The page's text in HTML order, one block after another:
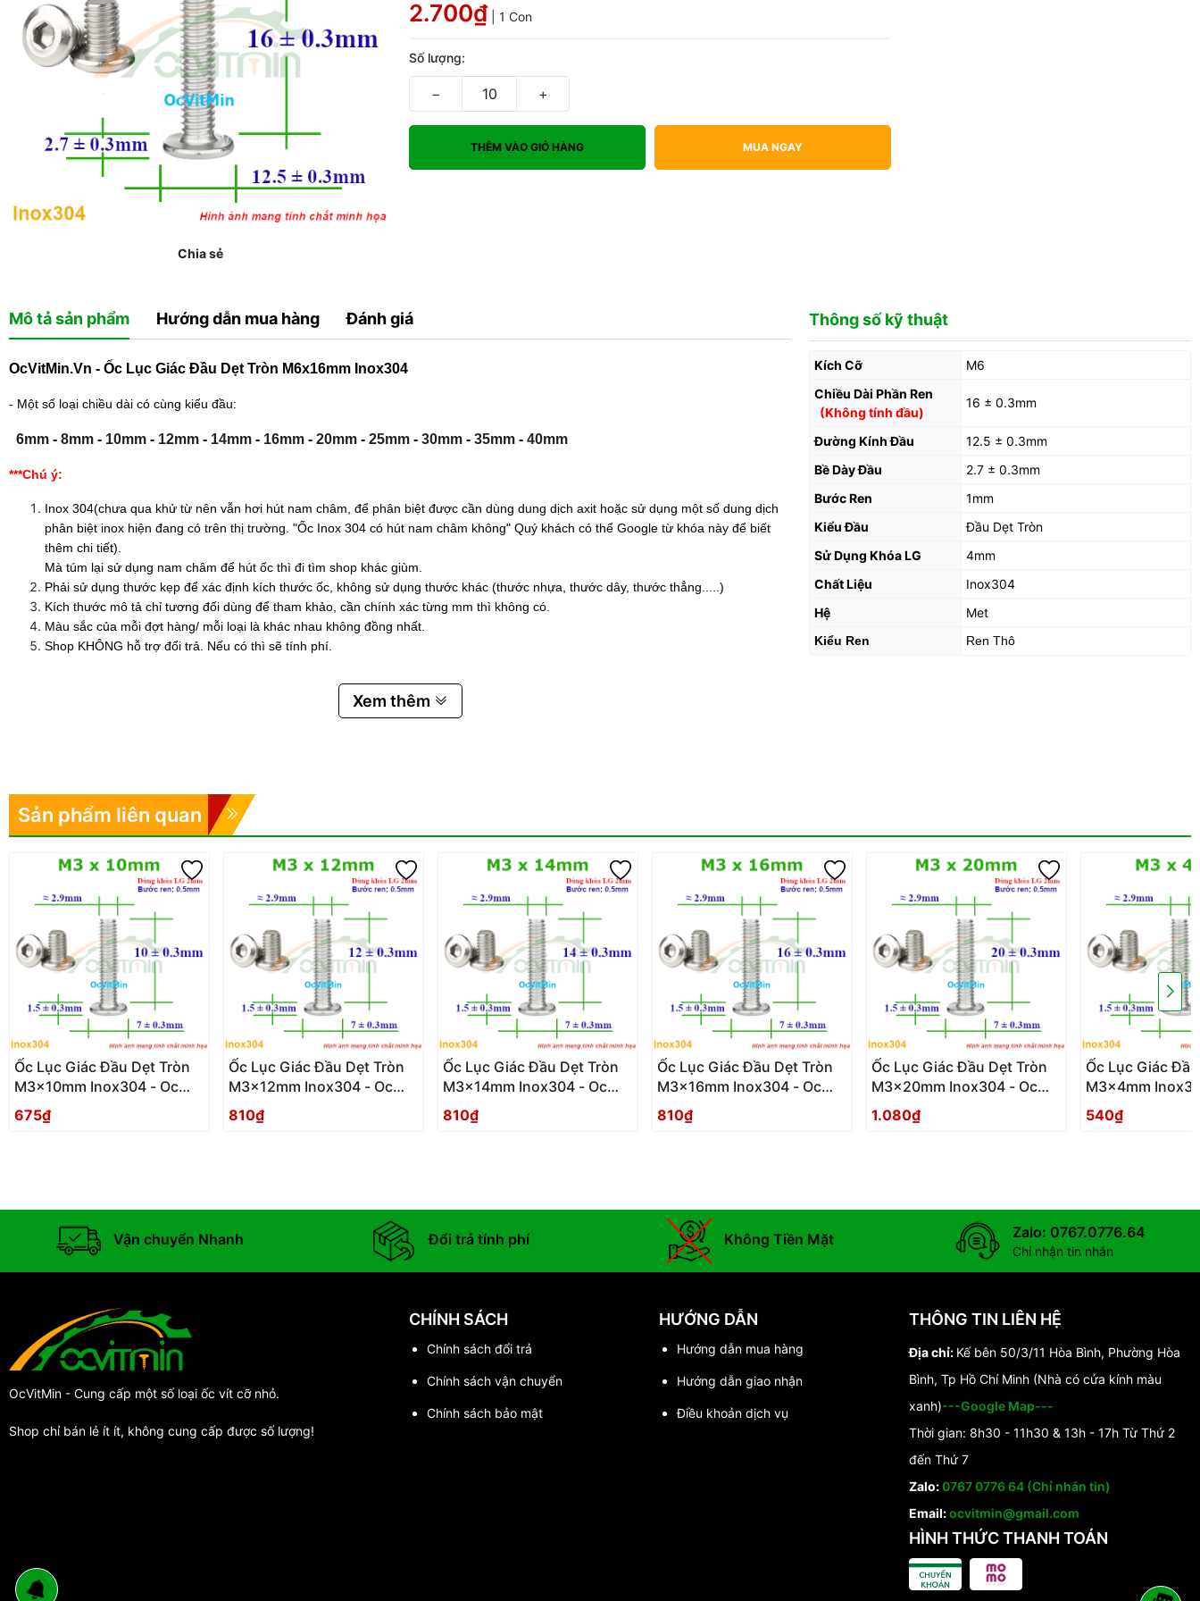
Chia sẻ
2.700₫ | 1 Con
Số lượng:
− +
THÊM VÀO GIỎ HÀNG MUA NGAY
Mô tả sản phẩm Hướng dẫn mua hàng Đánh giá
OcVitMin.Vn - Ốc Lục Giác Đầu Dẹt Tròn M6x16mm Inox304
- Một số loại chiều dài có cùng kiểu đầu:
6mm - 8mm - 10mm - 12mm - 14mm - 16mm - 20mm - 25mm - 30mm - 35mm - 40mm
***Chú ý:
Inox 304(chưa qua khử từ nên vẫn hơi hút nam châm, để phân biệt được cần dùng dung dịch axit hoặc sử dụng một số dung dịch
phân biệt inox hiện đang có trên thị trường. "Ốc Inox 304 có hút nam châm không" Quý khách có thể Google từ khóa này để biết
thêm chi tiết).
Mà túm lại sử dụng nam châm để hút ốc thì đi tìm shop khác giùm.
Phải sử dụng thước kẹp để xác định kích thước ốc, không sử dụng thước khác (thước nhựa, thước dây, thước thẳng.....)
Kích thước mô tả chỉ tương đối dùng để tham khảo, cần chính xác từng mm thì không có.
Màu sắc của mỗi đợt hàng/ mỗi loại là khác nhau không đồng nhất.
Shop KHÔNG hỗ trợ đổi trả. Nếu có thì sẽ tính phí.
Xem thêm
Thông số kỹ thuật
Kích Cỡ
M6
Chiều Dài Phần Ren
(Không tính đầu)
16 ± 0.3mm
Đường Kính Đầu
12.5 ± 0.3mm
Bề Dày Đầu
2.7 ± 0.3mm
Bước Ren
1mm
Kiểu Đầu
Đầu Dẹt Tròn
Sử Dụng Khóa LG
4mm
Chất Liệu
Inox304
Hệ
Met
Kiểu Ren Ren Thô
Sản phẩm liên quan
Ốc Lục Giác Đầu Dẹt Tròn
M3x10mm Inox304 - Oc
Luc Giac Dau Det Tron
675₫
Ốc Lục Giác Đầu Dẹt Tròn
M3x12mm Inox304 - Oc
Luc Giac Dau Det Tron
810₫
Ốc Lục Giác Đầu Dẹt Tròn
M3x14mm Inox304 - Oc
Luc Giac Dau Det Tron
810₫
Ốc Lục Giác Đầu Dẹt Tròn
M3x16mm Inox304 - Oc
Luc Giac Dau Det Tron
810₫
Ốc Lục Giác Đầu Dẹt Tròn
M3x20mm Inox304 - Oc
Luc Giac Dau Det Tron
1.080₫
Ốc Lục Giác
M3x4mm
Giac Dau Det
540₫
Vận chuyển Nhanh Đổi trả tính phí Không Tiền Mặt Zalo: 0767.0776.64
Chỉ nhận tin nhắn
OcVitMin - Cung cấp một số loại ốc vít cỡ nhỏ.
Shop chỉ bán lẻ ít ít, không cung cấp được số lượng!
CHÍNH SÁCH
Chính sách đổi trả
Chính sách vận chuyển
Chính sách bảo mật
HƯỚNG DẪN
Hướng dẫn mua hàng
Hướng dẫn giao nhận
Điều khoản dịch vụ
THÔNG TIN LIÊN HỆ
Địa chỉ: Kế bên 50/3/11 Hòa Bình, Phường Hòa
Bình, Tp Hồ Chí Minh (Nhà có cửa kính màu
xanh)---Google Map---
Thời gian: 8h30 - 11h30 & 13h - 17h Từ Thứ 2
đến Thứ 7
Zalo:0767 0776 64 (Chỉ nhắn tin)
Email:ocvitmin@gmail.com
HÌNH THỨC THANH TOÁN